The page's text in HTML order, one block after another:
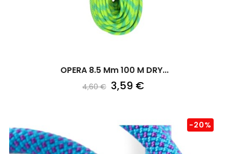
OPERA 8.5 Mm 100 M DRY...
4,60 € 3,59 €
-20%